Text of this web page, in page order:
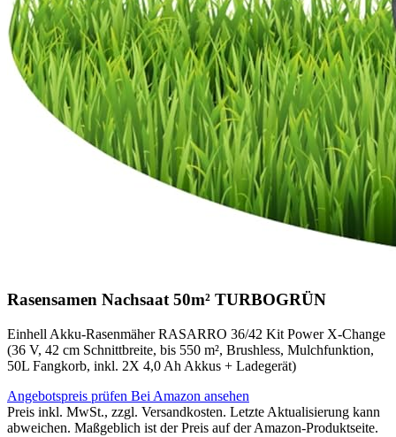
Rasensamen Nachsaat 50m² TURBOGRÜN
Einhell Akku-Rasenmäher RASARRO 36/42 Kit Power X-Change
(36 V, 42 cm Schnittbreite, bis 550 m², Brushless, Mulchfunktion,
50L Fangkorb, inkl. 2X 4,0 Ah Akkus + Ladegerät)
Angebotspreis prüfen Bei Amazon ansehen
Preis inkl. MwSt., zzgl. Versandkosten. Letzte Aktualisierung kann
abweichen. Maßgeblich ist der Preis auf der Amazon-Produktseite.